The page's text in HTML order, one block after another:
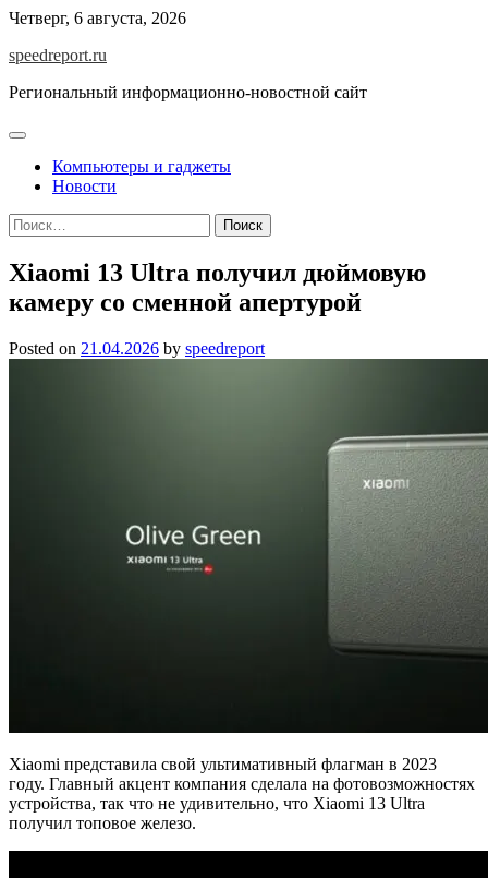
Skip
content
Четверг, 6 августа, 2026
speedreport.ru
Региональный информационно-новостной сайт
Компьютеры и гаджеты
Новости
Найти:
Xiaomi 13 Ultra получил дюймовую
камеру со сменной апертурой
Posted on 21.04.2026 by speedreport
Xiaomi представила свой ультимативный флагман в 2023
году. Главный акцент компания сделала на фотовозможностях
устройства, так что не удивительно, что Xiaomi 13 Ultra
получил топовое железо.